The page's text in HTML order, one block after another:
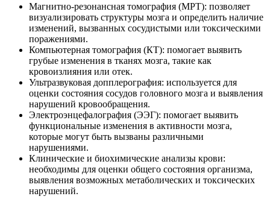
Магнитно-резонансная томография (МРТ): позволяет
визуализировать структуры мозга и определить наличие
изменений, вызванных сосудистыми или токсическими
поражениями.
Компьютерная томография (КТ): помогает выявить
грубые изменения в тканях мозга, такие как
кровоизлияния или отек.
Ультразвуковая допплерография: используется для
оценки состояния сосудов головного мозга и выявления
нарушений кровообращения.
Электроэнцефалография (ЭЭГ): помогает выявить
функциональные изменения в активности мозга,
которые могут быть вызваны различными
нарушениями.
Клинические и биохимические анализы крови:
необходимы для оценки общего состояния организма,
выявления возможных метаболических и токсических
нарушений.